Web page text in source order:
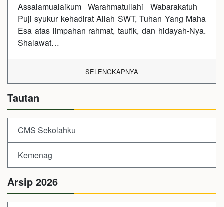
Assalamualaikum Warahmatullahi Wabarakatuh
Puji syukur kehadirat Allah SWT, Tuhan Yang Maha
Esa atas limpahan rahmat, taufik, dan hidayah-Nya.
Shalawat…
SELENGKAPNYA
Tautan
CMS Sekolahku
Kemenag
Arsip 2026